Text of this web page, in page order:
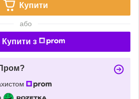
Купити
або
Купити з